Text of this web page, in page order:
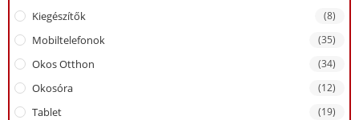
Kiegészítők (8)
Mobiltelefonok (35)
Okos Otthon (34)
Okosóra (12)
Tablet (19)